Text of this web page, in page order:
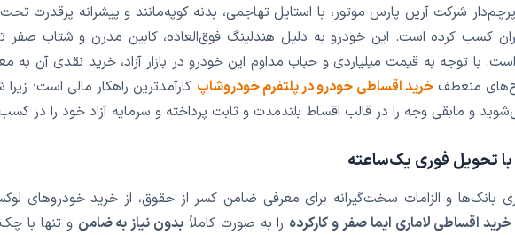
شرکت آرین پارس موتور، با استایل تهاجمی، بدنه کوپه‌مانند و پیشرانه پرقدرت
کسب کرده است. این خودرو به دلیل هندلینگ فوق‌العاده، کابین مدرن و شتاب صفر
با توجه به قیمت میلیاردی و حباب مداوم این خودرو در بازار آزاد، خرید نقدی آن به
منعطفخرید اقساطی خودرو در پلتفرم خودروشاپ کارآمدترین راهکار مالی است؛
و مابقی وجه را در قالب اقساط بلندمدت و ثابت پرداخته و سرمایه آزاد خود را در
تحویل فوری یک‌ساعته
بانک‌ها و الزامات سخت‌گیرانه برای معرفی ضامن کسر از حقوق، از خرید
خرید اقساطی لاماری ایما صفر و کارکرده را به صورت کاملاً بدون نیاز به ضامن و تنها با